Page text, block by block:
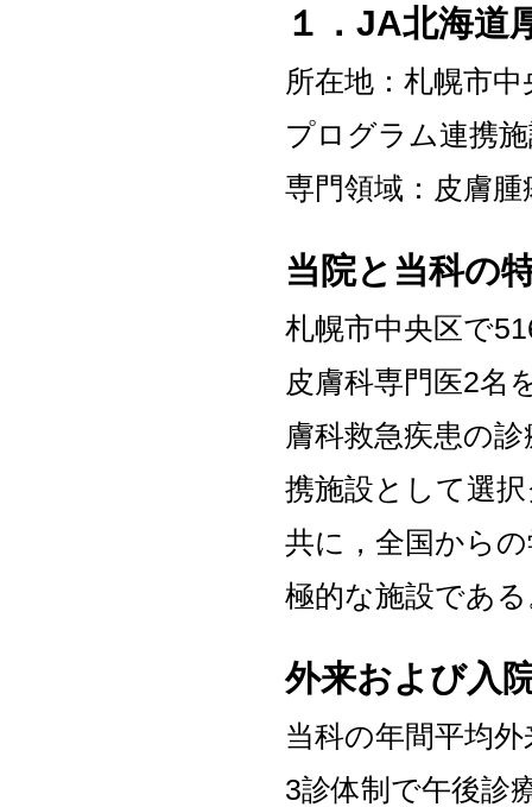
１．JA北海道
所在地：札幌市
プログラム連携
専門領域：皮膚
当院と当科の
札幌市中央区で
皮膚科専門医2名
膚科救急疾患の
携施設として選
共に，全国から
極的な施設であ
外来および入
当科の年間平均
3診体制で午後診